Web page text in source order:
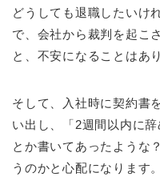
どうしても退職したいけ
で、会社から裁判を起こ
と、不安になることはあ
そして、入社時に契約書
い出し、「2週間以内に
とか書いてあったような
うのかと心配になります。